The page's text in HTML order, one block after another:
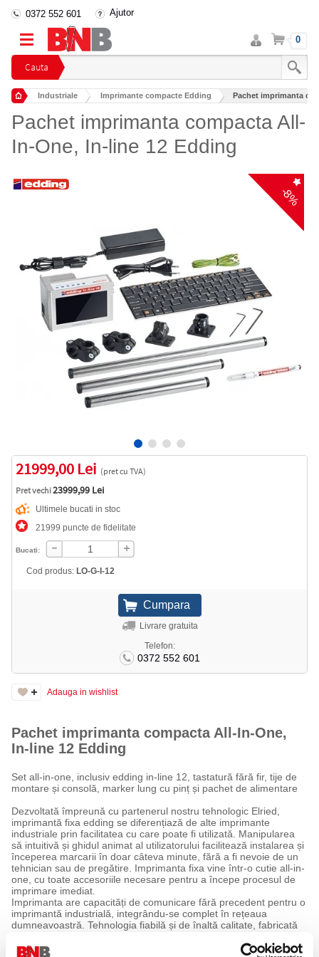
Cauta
0372 552 601 Ajutor
Intra
in
cont
Cos 0
Industriale Imprimante compacte Edding Pachet imprimanta
Pachet imprimanta compacta All-
In-One, In-line 12 Edding
-8%
21999,00 Lei (pret cu TVA)
Pret vechi23999,99 Lei
Ultimele bucati in stoc
21999 puncte de fidelitate
Bucati:
Cod produs: LO-G-I-12
Livrare gratuita
Telefon:
0372 552 601
Adauga in wishlist
Pachet imprimanta compacta All-In-One,
In-line 12 Edding
Set all-in-one, inclusiv edding in-line 12, tastatură fără fir, tije de
montare și consolă, marker lung cu pinț și pachet de alimentare
Dezvoltată împreună cu partenerul nostru tehnologic Elried,
imprimantă fixa edding se diferențiază de alte imprimante
industriale prin facilitatea cu care poate fi utilizată. Manipularea
să intuitivă și ghidul animat al utilizatorului facilitează instalarea și
începerea marcarii în doar câteva minute, fără a fi nevoie de un
tehnician sau de pregătire. Imprimanta fixa vine într-o cutie all-in-
one, cu toate accesoriile necesare pentru a începe procesul de
imprimare imediat.
Imprimanta are capacități de comunicare fără precedent pentru o
imprimantă industrială, integrându-se complet în rețeaua
dumneavoastră. Tehnologia fiabilă și de înaltă calitate, fabricată
productivitate sporit. Cu gama noastră largă de cerneluri, puteți